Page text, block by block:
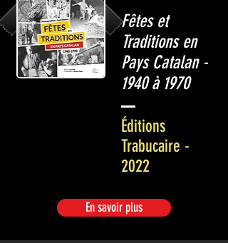
Fêtes et
Traditions en
Pays Catalan -
1940 à 1970
Éditions
Trabucaire -
2022
En savoir plus